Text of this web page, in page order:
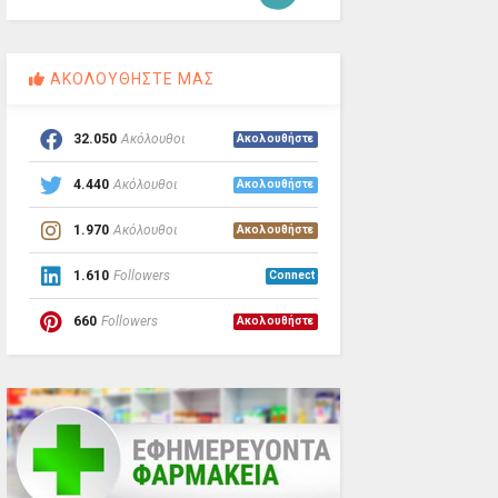
ΑΚΟΛΟΥΘΗΣΤΕ ΜΑΣ
32.050 Ακόλουθοι Ακολουθήστε
4.440 Ακόλουθοι Ακολουθήστε
1.970 Ακόλουθοι Ακολουθήστε
1.610 Followers Connect
660 Followers Ακολουθήστε